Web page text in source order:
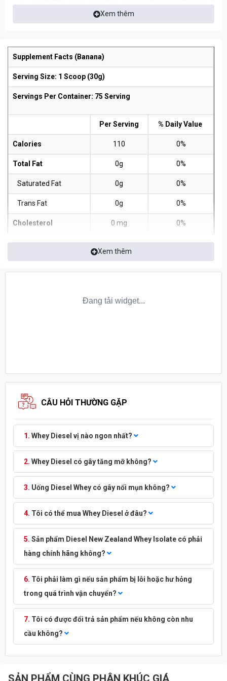
Xem thêm
Supplement Facts (Banana)
Serving Size: 1 Scoop (30g)
Servings Per Container: 75 Serving
Per Serving % Daily Value
Calories 110 0%
Total Fat 0g 0%
Saturated Fat 0g 0%
Trans Fat 0g 0%
Cholesterol 0 mg 0%
Sodium 40 mg 2%
Total Carbohydrate 0g 0%
0g
Potassium 125mg 4%
INGREDIENTS:New Zealand Whey Protein Isolate. Natural
Flavor, Callulose Gum, Stevia Extract.
Whey (Milk). Produced in a facillity that also
handles Sesame and Lecithin (Soybean).
Xem thêm
CÂU HỎI THƯỜNG GẶP
Whey Diesel vị nào ngon nhất?
Whey Diesel có gây tăng mỡ không?
Uống Diesel Whey có gây nổi mụn không?
Tôi có thể mua Whey Diesel ở đâu?
Sản phẩm Diesel New Zealand Whey Isolate có phải
hàng chính hãng không?
Tôi phải làm gì nếu sản phẩm bị lỗi hoặc hư hỏng
trong quá trình vận chuyển?
Tôi có được đổi trả sản phẩm nếu không còn nhu
cầu không?